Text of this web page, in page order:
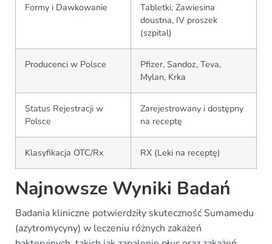
Formy i Dawkowanie
Tabletki, Zawiesina
doustna, IV proszek
(szpital)
Producenci w Polsce
Pfizer, Sandoz, Teva,
Mylan, Krka
Status Rejestracji w
Polsce
Zarejestrowany i dostępny
na receptę
Klasyfikacja OTC/Rx RX (Leki na receptę)
Najnowsze Wyniki Badań
Badania kliniczne potwierdziły skuteczność Sumamedu
(azytromycyny) w leczeniu różnych zakażeń